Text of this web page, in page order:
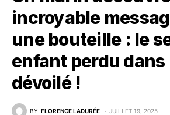
incroyable
une bouteille : le
enfant perdu dans
dévoilé !
BY FLORENCE LADURÉE JUILLET 19, 2025